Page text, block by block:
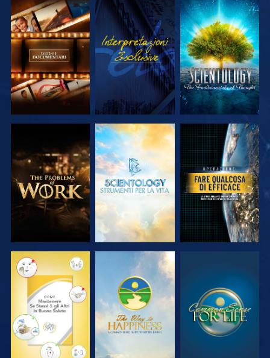
ESPLORA LE
SERIE
GUARDA
ESPLORA LE
SERIE
ESPLORA LE
SERIE
ESPLORA LE
SERIE
GUARDA
GUARDA GUARDA GUARDA